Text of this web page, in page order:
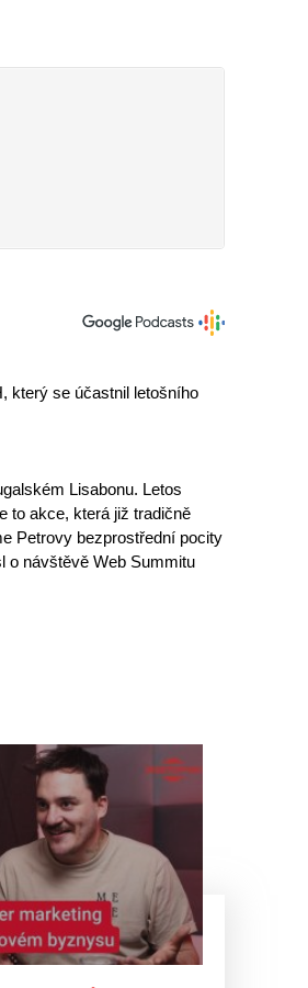
který se účastnil letošního
Lisabonu. Letos
to akce, která již tradičně
Petrovy bezprostřední pocity
o návštěvě Web Summitu